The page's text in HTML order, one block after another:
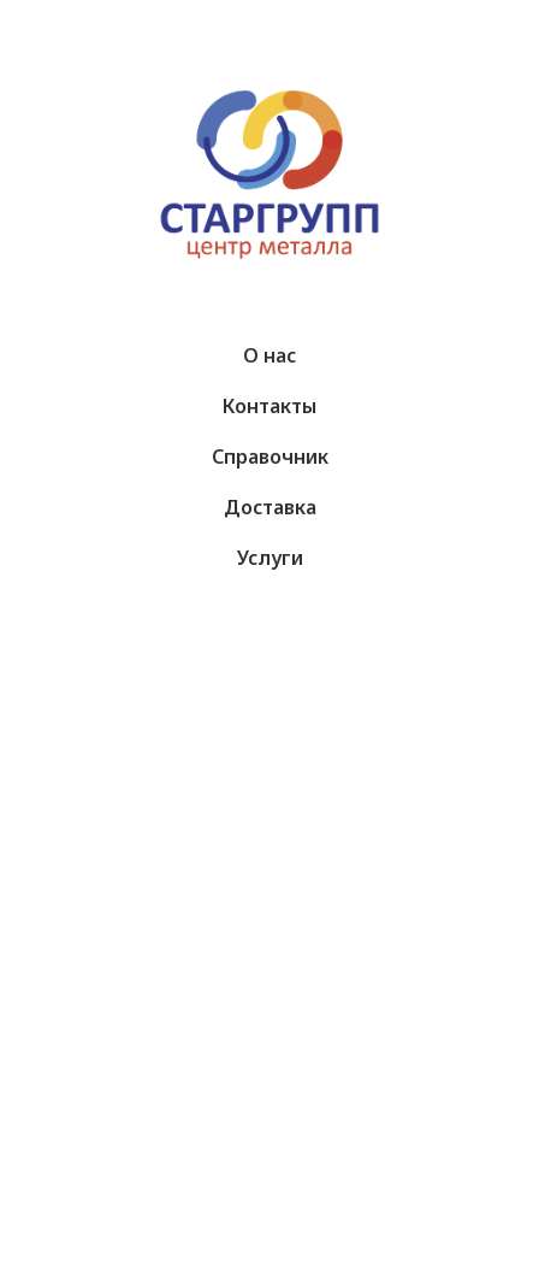
О нас
Контакты
Справочник
Доставка
Услуги